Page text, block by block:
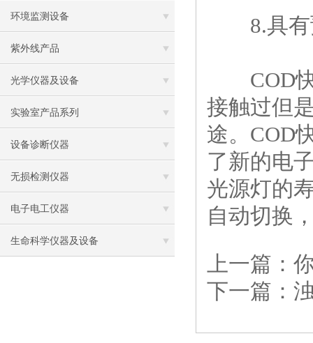
环境监测设备
紫外线产品
光学仪器及设备
实验室产品系列
设备诊断仪器
无损检测仪器
电子电工仪器
生命科学仪器及设备
8.具有
COD快
接触过但
途。COD
了新的电
光源灯的
自动切换
上一篇：
下一篇：